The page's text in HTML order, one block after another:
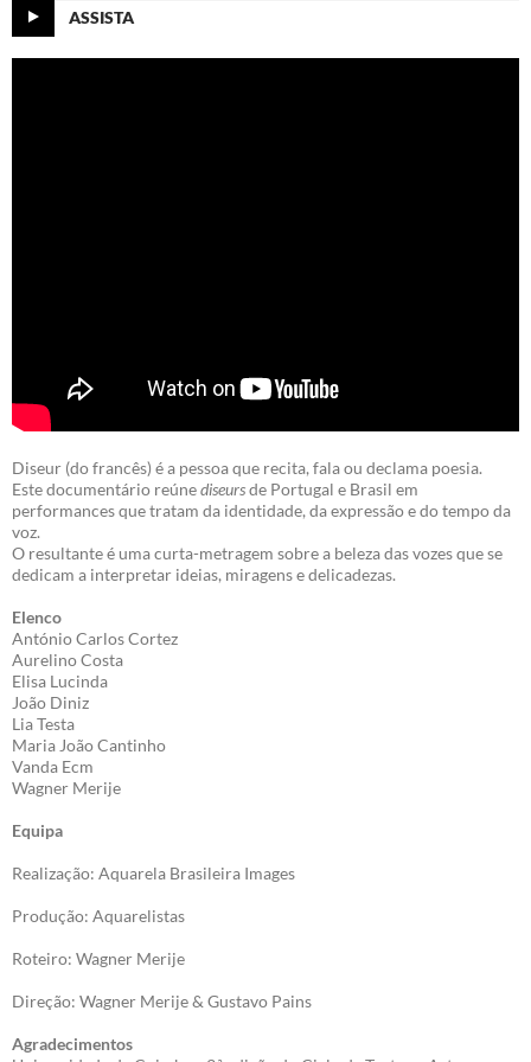
ASSISTA
Diseur (do francês) é a pessoa que recita, fala ou declama poesia.
Este documentário reúnediseursde Portugal e Brasil em
performances que tratam da identidade, da expressão e do tempo da
voz.
O resultante é uma curta-metragem sobre a beleza das vozes que se
dedicam a interpretar ideias, miragens e delicadezas.
Elenco
António Carlos Cortez
Aurelino Costa
Elisa Lucinda
João Diniz
Lia Testa
Maria João Cantinho
Vanda Ecm
Wagner Merije
Equipa
Realização: Aquarela Brasileira Images
Produção: Aquarelistas
Roteiro: Wagner Merije
Direção: Wagner Merije & Gustavo Pains
Agradecimentos